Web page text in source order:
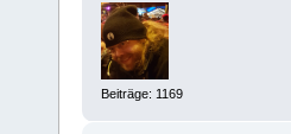
Beiträge: 1169